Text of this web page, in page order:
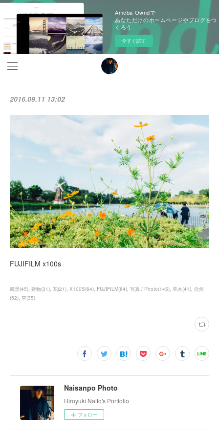
Ameba Owndで
あなただけのホームページやブログをつ
くろう
今すぐ試す
2016.09.11 13:02
FUJIFILM x100s
風景(45) 建物(31) 花(21) X100S(64) FUJIFILM(84) 写真 / Photo(145) 草木(41) 自然
(52) 空(35)
Naisanpo Photo
Hiroyuki Naito's Portfolio
フォロー